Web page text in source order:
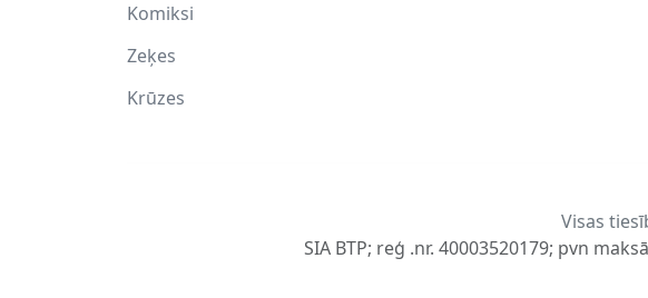
Komiksi
Zeķes
Krūzes
Visas
SIA BTP; reģ .nr. 40003520179; pvn